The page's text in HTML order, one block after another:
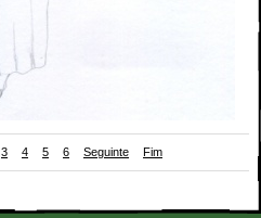
3 4 5 6 Seguinte Fim